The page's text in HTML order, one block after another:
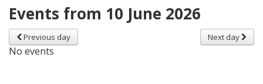
Events from 10 June 2026
Previous day Next day
No events